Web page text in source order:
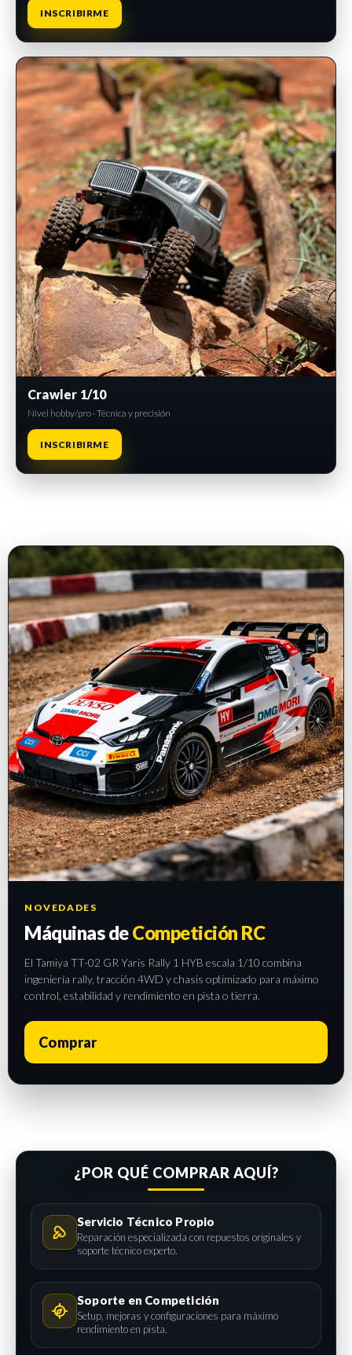
INSCRIBIRME
INSCRIPCIONES ABIERTAS
Crawler 1/10
Nivel hobby/pro · Técnica y precisión
INSCRIBIRME
NOVEDADES
Máquinas deCompetición RC
El Tamiya TT-02 GR Yaris Rally 1 HYB escala 1/10 combina
ingeniería rally, tracción 4WD y chasis optimizado para máximo
control, estabilidad y rendimiento en pista o tierra.
Comprar
¿POR QUÉ COMPRAR AQUÍ?
Servicio Técnico Propio
Reparación especializada con repuestos originales y
soporte técnico experto.
Soporte en Competición
Setup, mejoras y configuraciones para máximo
rendimiento en pista.